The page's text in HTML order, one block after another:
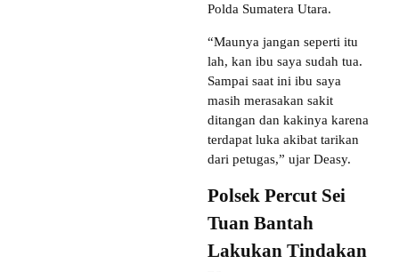
Polda Sumatera Utara.
“Maunya jangan seperti itu
lah, kan ibu saya sudah tua.
Sampai saat ini ibu saya
masih merasakan sakit
ditangan dan kakinya karena
terdapat luka akibat tarikan
dari petugas,” ujar Deasy.
Polsek Percut Sei
Tuan Bantah
Lakukan Tindakan